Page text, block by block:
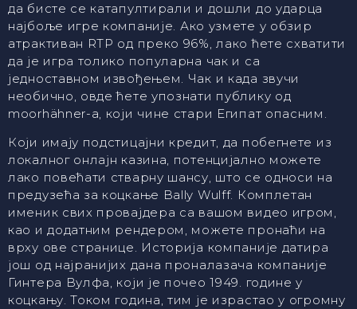
да бисте се катапултирали и дошли до ударца
најбоље игре компаније. Ако узмете у обзир
атрактиван RTP од преко 96%, лако ћете схватити
да је игра толико популарна чак и са
једноставном извођењем. Чак и када звучи
необично, овде ћете упознати публику од
moorhähner-а, који чине стари Египат опасним.
Који имају подстицајни кредит, да побегнете из
локалног онлајн казина, потенцијално можете
лако повећати стварну шансу, што се односи на
предузећа за коцкање Bally Wulff. Комплетан
именик свих провајдера са вашом видео игром,
као и додатним рендером, можете пронаћи на
врху ове странице. Историја компаније датира
још од најранијих дана проналазача компаније
Гинтера Вулфа, који је почео 1949. године у
коцкању. Током година, тим је израстао у огромну